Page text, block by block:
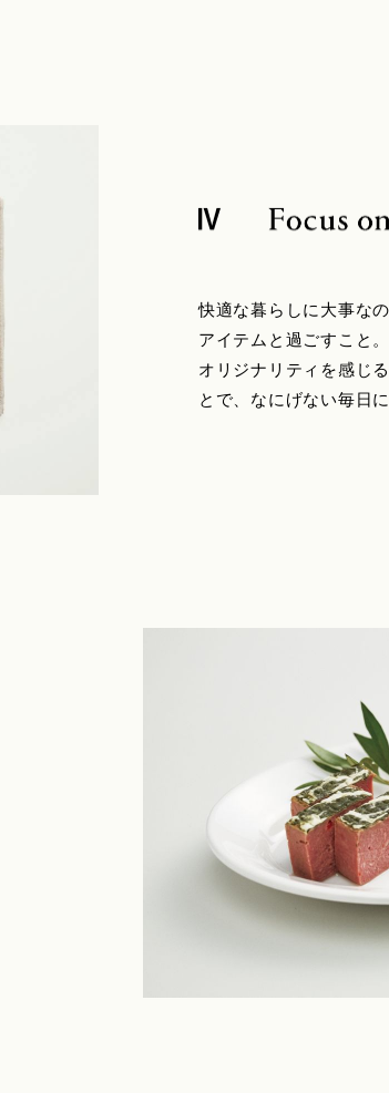
快適な暮らしに大事な
アイテムと過ごすこと
オリジナリティを感じ
とで、なにげない毎日